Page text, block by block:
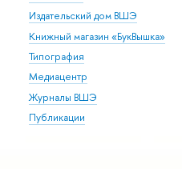
Издательский дом ВШЭ
Книжный магазин «БукВышка»
Типография
Медиацентр
Журналы ВШЭ
Публикации